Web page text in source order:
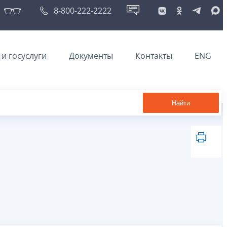
8-800-222-2222
госуслуги Документы Контакты ENG
Найти